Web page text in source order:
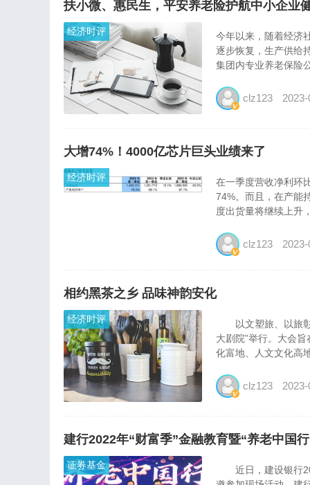
扶小微、惠民生，平安养老险护航中小企业
经济时评
今年以来，随着经济
逐步恢复，生产供给
集团内专业养老保险
clz123
大增74%！4000亿芯片巨头业绩来了
经济时评
在一季度营收净利环
74%。而且，在产能
度出货量将继续上升
clz123
相约黑茶之乡 品味神韵安化
经济时评
以文塑旅、以旅彰
大剧院”举行。大会
化富地、人文文化高
clz123
建行2022年“财富季”金融教育暨“养老中国
证券基金
近日，建设银行